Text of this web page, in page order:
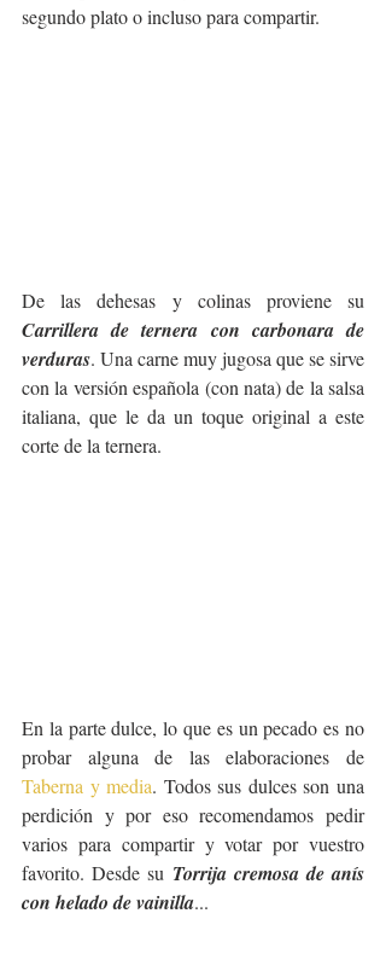
segundo plato o incluso para compartir.
Carrillera de ternera con carbonara de
verduras. Una carne muy jugosa que se sirve
con la versión española (con nata) de la salsa
italiana, que le da un toque original a este
corte de la ternera.
En la parte dulce, lo que es un pecado es no
Taberna y media. Todos sus dulces son una
perdición y por eso recomendamos pedir
varios para compartir y votar por vuestro
favorito. Desde su Torrija cremosa de anís
con helado de vainilla...